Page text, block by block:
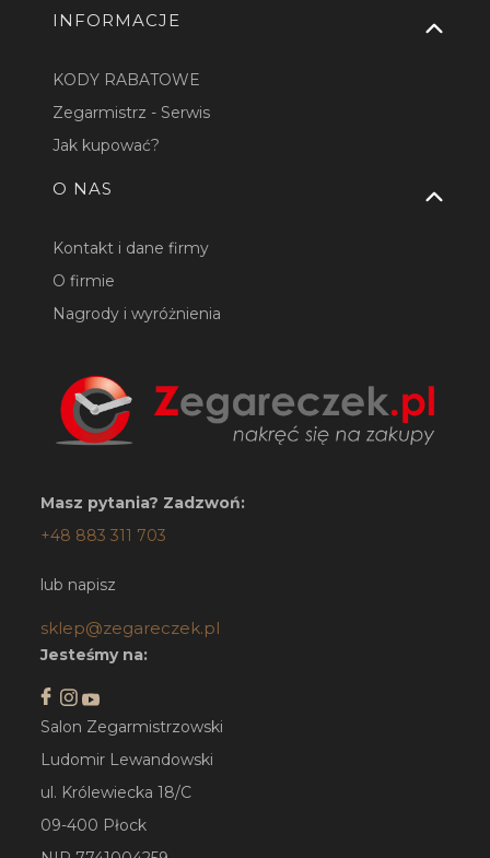
INFORMACJE
KODY RABATOWE
Zegarmistrz - Serwis
Jak kupować?
O NAS
Kontakt i dane firmy
O firmie
Nagrody i wyróżnienia
Masz pytania? Zadzwoń:
+48 883 311 703
lub napisz
sklep@zegareczek.pl
Jesteśmy na:
Salon Zegarmistrzowski
Ludomir Lewandowski
ul. Królewiecka 18/C
09-400 Płock